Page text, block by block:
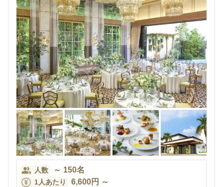
人数 ～ 150名
1人あたり 6,600円 ～